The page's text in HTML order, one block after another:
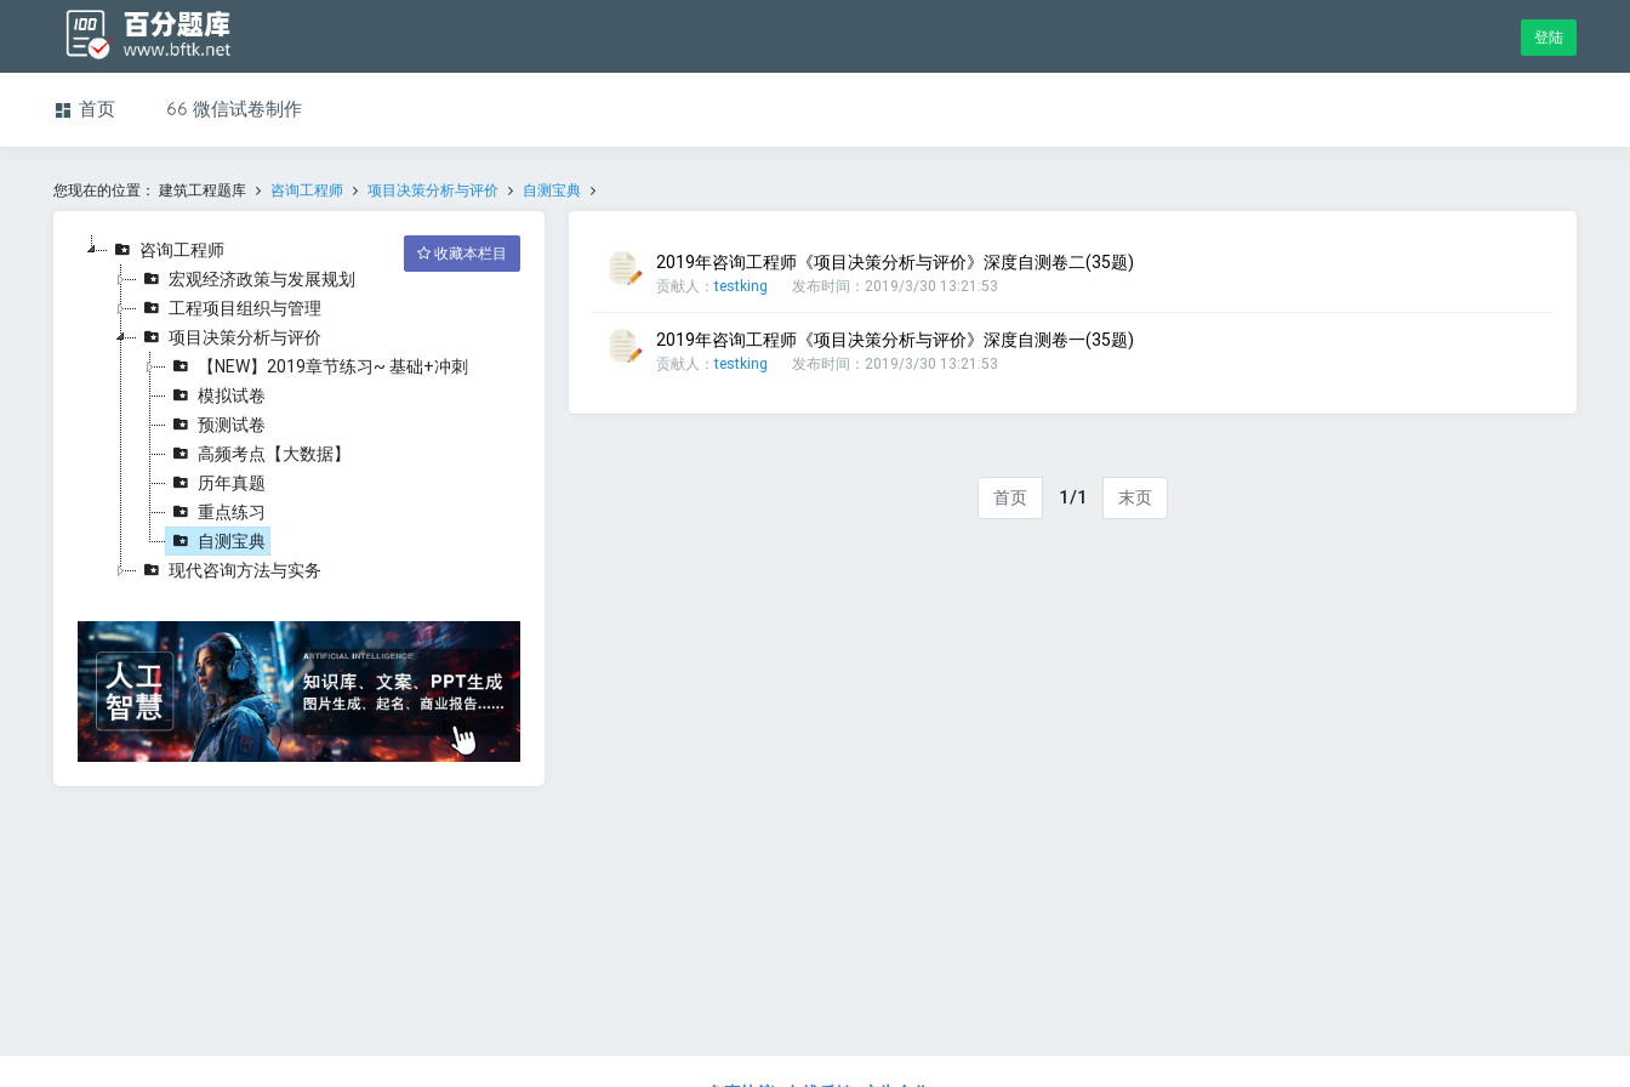
登陆
首页 微信试卷制作
您现在的位置： 建筑工程题库 咨询工程师 项目决策分析与评价 自测宝典
收藏本栏目
咨询工程师
宏观经济政策与发展规划
工程项目组织与管理
项目决策分析与评价
【NEW】2019章节练习~ 基础+冲刺
模拟试卷
预测试卷
高频考点【大数据】
历年真题
重点练习
自测宝典
现代咨询方法与实务
2019年咨询工程师《项目决策分析与评价》深度自测卷二(35题)
贡献人：testking 发布时间：2019/3/30 13:21:53
2019年咨询工程师《项目决策分析与评价》深度自测卷一(35题)
贡献人：testking 发布时间：2019/3/30 13:21:53
首页 1/1 末页